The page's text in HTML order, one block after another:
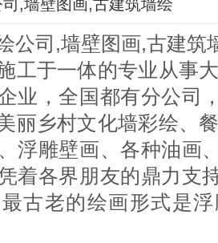
,墙壁图画,古建筑墙绘
公司,墙壁图画,古建筑
工于一体的专业从事
业，全国都有分公司
丽乡村文化墙彩绘、
浮雕壁画、各种油画
着各界朋友的鼎力支
最古老的绘画形式是